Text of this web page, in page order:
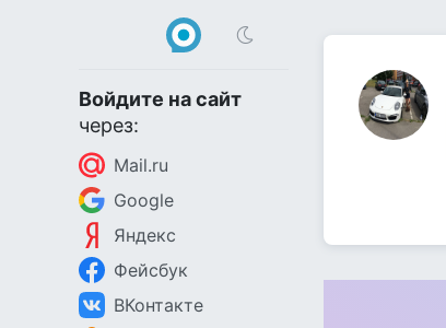
Войдите на сайт
через:
Mail.ru
Google
Яндекс
Фейсбук
ВКонтакте